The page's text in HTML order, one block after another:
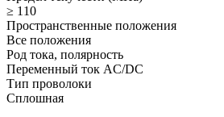
≥ 110
Пространственные положения
Все положения
Род тока, полярность
Переменный ток AC/DC
Тип проволоки
Сплошная